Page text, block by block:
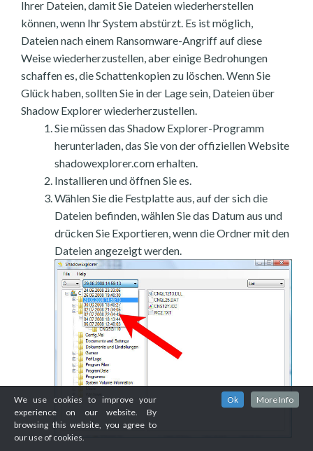
Ihrer Dateien, damit Sie Dateien wiederherstellen
können, wenn Ihr System abstürzt. Es ist möglich,
Dateien nach einem Ransomware-Angriff auf diese
Weise wiederherzustellen, aber einige Bedrohungen
schaffen es, die Schattenkopien zu löschen. Wenn Sie
Glück haben, sollten Sie in der Lage sein, Dateien über
Shadow Explorer wiederherzustellen.
Sie müssen das Shadow Explorer-Programm
herunterladen, das Sie von der offiziellen Website
shadowexplorer.com erhalten.
Installieren und öffnen Sie es.
Wählen Sie die Festplatte aus, auf der sich die
Dateien befinden, wählen Sie das Datum aus und
drücken Sie Exportieren, wenn die Ordner mit den
Dateien angezeigt werden.
We use cookies to improve your
experience on our website. By
browsing this website, you agree to
our use of cookies.
Ok More Info